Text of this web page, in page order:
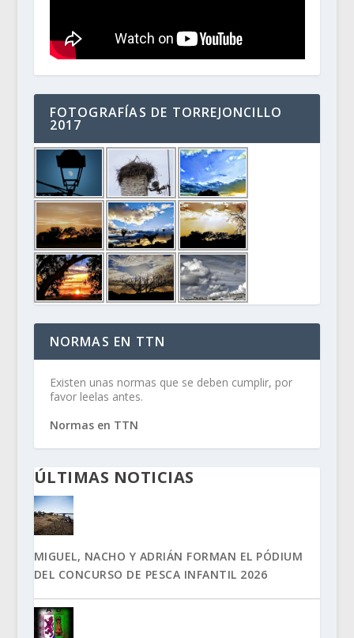
FOTOGRAFÍAS DE TORREJONCILLO
2017
NORMAS EN TTN
Existen unas normas que se deben cumplir, por
favor leelas antes.
Normas en TTN
ÚLTIMAS NOTICIAS
MIGUEL, NACHO Y ADRIÁN FORMAN EL PÓDIUM
DEL CONCURSO DE PESCA INFANTIL 2026